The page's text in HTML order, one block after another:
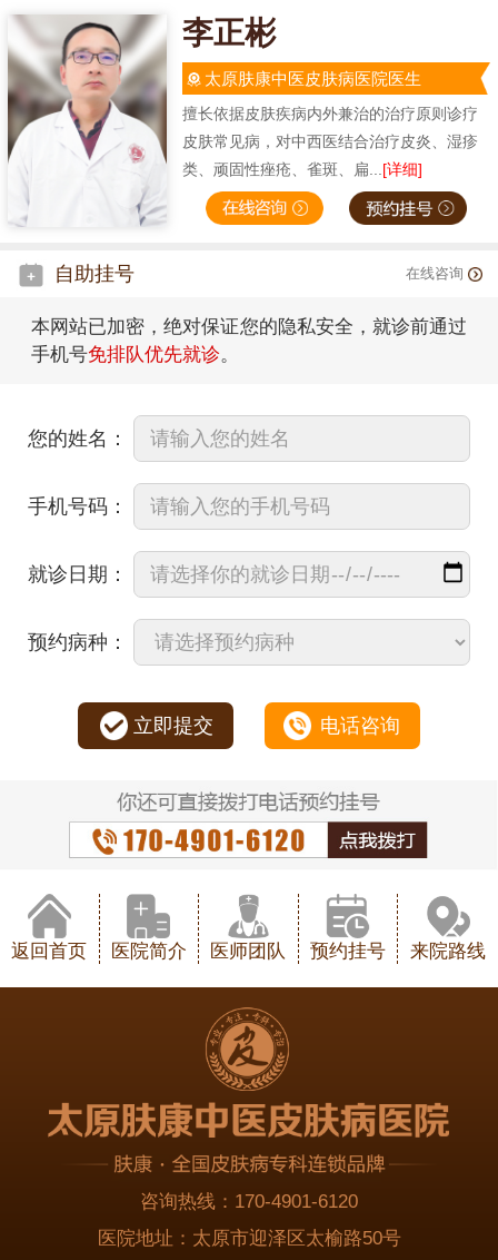
李正彬
太原肤康中医皮肤病医院医生
擅长依据皮肤疾病内外兼治的治疗原则诊疗
皮肤常见病，对中西医结合治疗皮炎、湿疹
类、顽固性痤疮、雀斑、扁...[详细]
自助挂号 在线咨询
本网站已加密，绝对保证您的隐私安全，就诊前通过
手机号免排队优先就诊。
您的姓名：
手机号码：
就诊日期：
预约病种：
立即提交 电话咨询
返回首页 医院简介 医师团队 预约挂号 来院路线
咨询热线： 170-4901-6120
医院地址： 太原市迎泽区太榆路50号